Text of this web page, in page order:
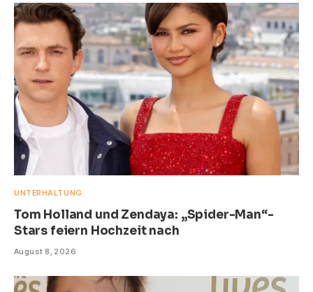
UNTERHALTUNG
Tom Holland und Zendaya: „Spider-Man“-
Stars feiern Hochzeit nach
August 8, 2026